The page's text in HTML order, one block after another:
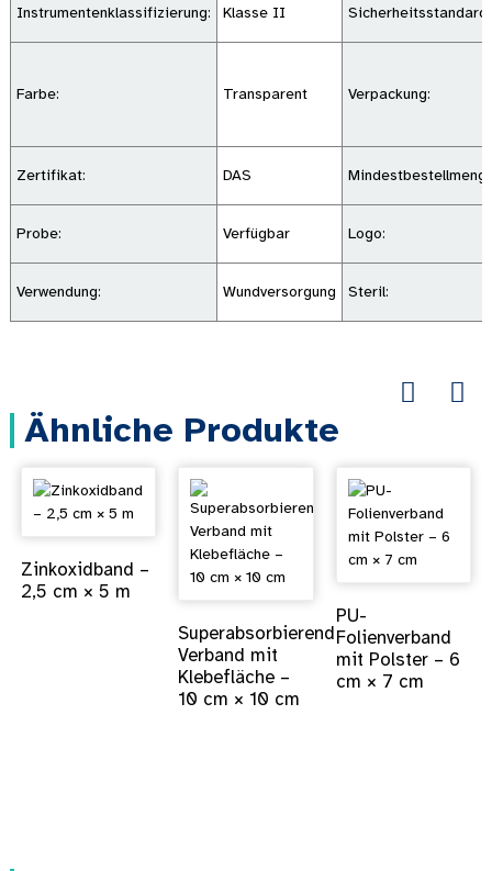
Instrumentenklassifizierung: Klasse II Sicherheitsstandard:
Farbe: Transparent Verpackung:
Zertifikat: DAS
Probe: Verfügbar Logo:
Verwendung: Wundversorgung Steril:
Ähnliche Produkte
Zinkoxidband –
2,5 cm × 5 m
Superabsorbierender
Verband mit
Klebefläche –
10 cm × 10 cm
PU-
Folienverband
mit Polster – 6
cm × 7 cm